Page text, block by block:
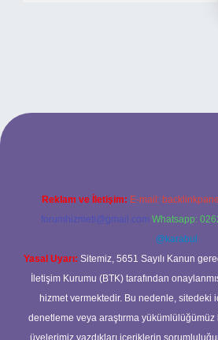
adresi
Reklam ve İletişim: E-mail:
forumhizmeti@gmail.com Whatsapp:
@karabul
Yasal Uyarı: Sitemiz, 5651 Sayılı Kanun
İletişim Kurumu (BTK) tarafından
hizmet vermektedir. Bu nedenle, sitedeki
denetleme veya araştırma yükümlülüğümüz
üyelerimiz yazdıkları içeriklerin